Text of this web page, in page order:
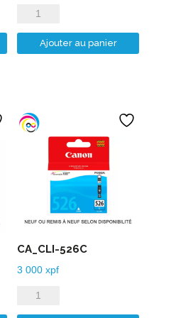
quantité
de
CA_CLI-
Ajouter au panier
CA_CLI-526C
3 000xpf
quantité
de